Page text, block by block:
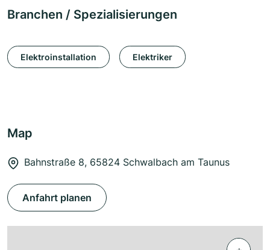
Branchen / Spezialisierungen
Elektroinstallation Elektriker
Map
Bahnstraße 8, 65824 Schwalbach am Taunus
Anfahrt planen